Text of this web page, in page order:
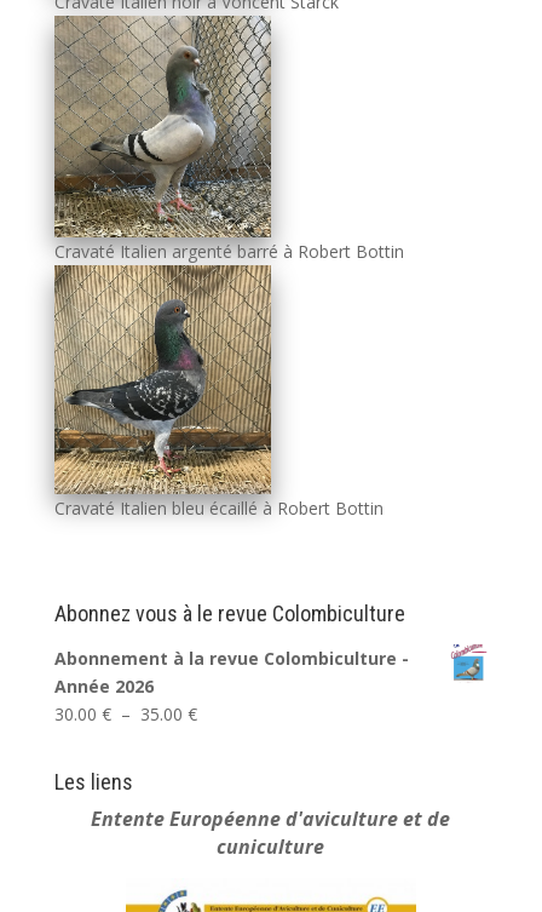
Cravaté Italien argenté barré à Robert Bottin
Cravaté Italien bleu écaillé à Robert Bottin
Abonnez vous à le revue Colombiculture
Abonnement à la revue Colombiculture -
Année 2026
30.00 € – 35.00 €Plage
à
35.00 €
Les liens
Entente Européenned'aviculture et de
cuniculture